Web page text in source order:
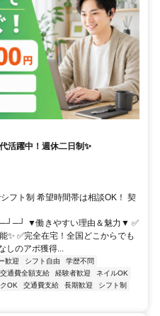
活躍中！週休二日制✨
フト制 希望時間帯は相談OK！ 契
▼働きやすい理由＆魅力▼ ✅
✨ ✅完全在宅！全国どこからでも
しのアポ獲得...
歓迎 シフト自由
学歴不問
交通費全額支給 経験者歓迎
ネイルOK
OK 交通費支給 長期歓迎
シフト制